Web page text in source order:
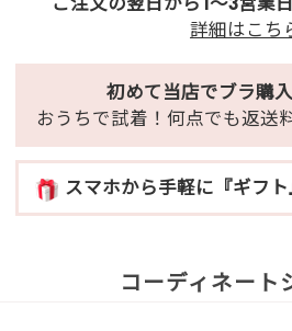
詳細はこち
初めて当店でブラ購
おうちで試着！何点でも返送
スマホから手軽に『ギフ
コーディネート